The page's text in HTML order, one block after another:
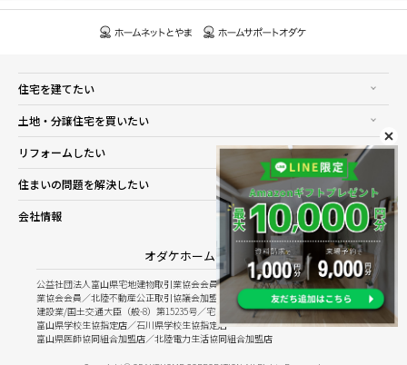
住宅を建てたい
土地・分譲住宅を買いたい
リフォームしたい
住まいの問題を解決したい
会社情報
オダケホーム株式会社
公益社団法人富山県宅地建物取引業協会会員／公益社団法人石川県宅地建物取引
業協会会員／北陸不動産公正取引協議会加盟
建設業/国土交通大臣（般-8）第15235号／宅建業/国土交通大臣（8）第5025号
富山県学校生協指定店／石川県学校生協指定店
富山県医師協同組合加盟店／北陸電力生活協同組合加盟店